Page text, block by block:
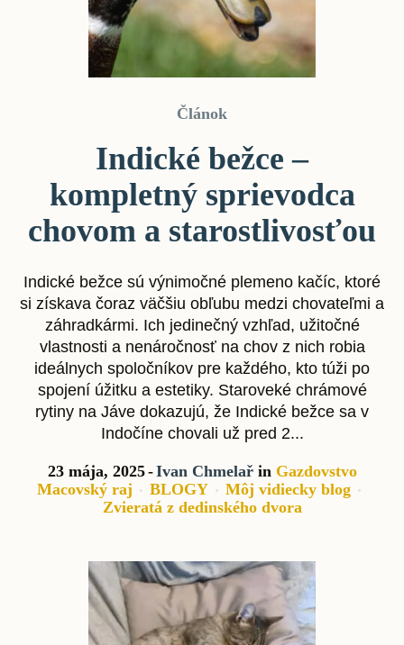
Článok
Indické bežce –
kompletný sprievodca
chovom a starostlivosťou
Indické bežce sú výnimočné plemeno kačíc, ktoré
si získava čoraz väčšiu obľubu medzi chovateľmi a
záhradkármi. Ich jedinečný vzhľad, užitočné
vlastnosti a nenáročnosť na chov z nich robia
ideálnych spoločníkov pre každého, kto túži po
spojení úžitku a estetiky. Staroveké chrámové
rytiny na Jáve dokazujú, že Indické bežce sa v
Indočíne chovali už pred 2...
23 mája, 2025 Ivan Chmelařin Gazdovstvo
Macovský raj
BLOGY
Môj vidiecky blog
Zvieratá z dedinského dvora